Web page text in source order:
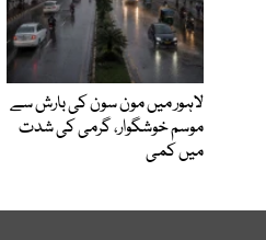
لاہور میں مون سون کی بارش سے
موسم خوشگوار، گرمی کی شدت
میں کمی